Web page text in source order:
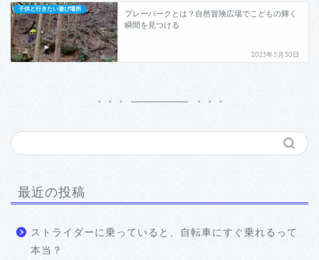
子供と行きたい遊び場所
プレーパークとは？自然冒険広場でこどもの輝く
瞬間を見つける
2023年5月30日
最近の投稿
ストライダーに乗っていると、自転車にすぐ乗れるって
本当？